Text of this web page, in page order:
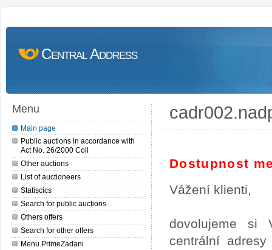
Central Address
Menu
Main page
Public auctions in accordance with
Act No. 26/2000 Coll
Other auctions
List of auctioneers
Statiscics
Search for public auctions
Others offers
Search for other offers
Menu.PrimeZadani
Dostupnost
Vážení klienti,
dovolujeme si
centrální